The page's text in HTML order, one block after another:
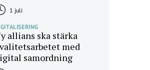
1 juli
allians ska stärka
med
samordning